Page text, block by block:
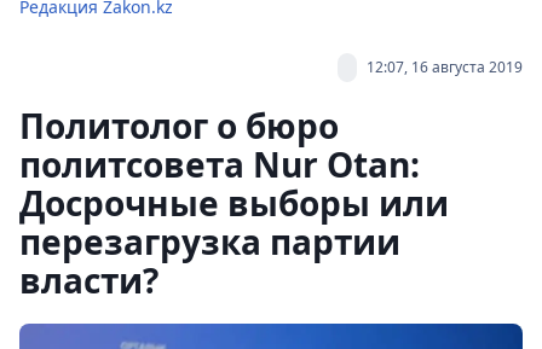
Редакция Zakon.kz
12:07, 16 августа 2019
Политолог о бюро
политсовета Nur Otan:
Досрочные выборы или
перезагрузка партии
власти?